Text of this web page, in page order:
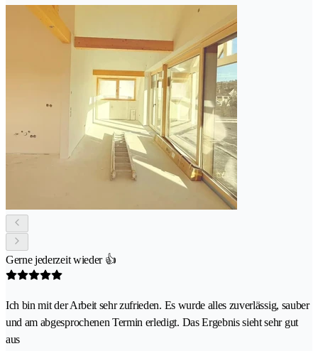
Gerne jederzeit wieder 👍
Ich bin mit der Arbeit sehr zufrieden. Es wurde alles zuverlässig, sauber
und am abgesprochenen Termin erledigt. Das Ergebnis sieht sehr gut
aus